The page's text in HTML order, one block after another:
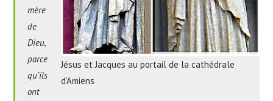
Jésus et Jacques au portail de la cathédrale
d’Amiens
mère
de
Dieu,
parce
qu’ils
ont